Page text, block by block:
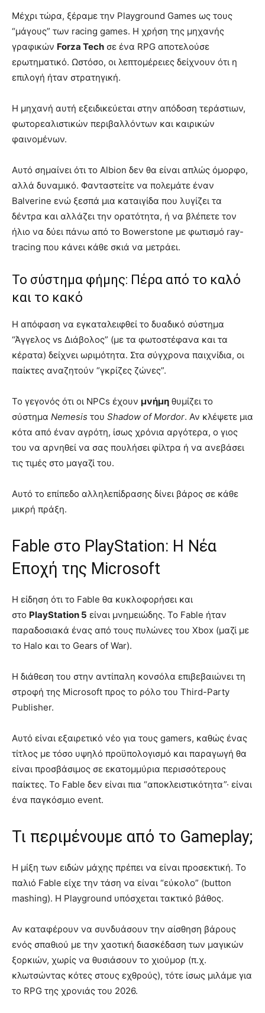
Μέχρι τώρα, ξέραμε την Playground Games ως τους
“μάγους” των racing games. Η χρήση της μηχανής
γραφικών Forza Tech σε ένα RPG αποτελούσε
ερωτηματικό. Ωστόσο, οι λεπτομέρειες δείχνουν ότι η
επιλογή ήταν στρατηγική.
Η μηχανή αυτή εξειδικεύεται στην απόδοση τεράστιων,
φωτορεαλιστικών περιβαλλόντων και καιρικών
φαινομένων.
Αυτό σημαίνει ότι το Albion δεν θα είναι απλώς όμορφο,
αλλά δυναμικό. Φανταστείτε να πολεμάτε έναν
Balverine ενώ ξεσπά μια καταιγίδα που λυγίζει τα
δέντρα και αλλάζει την ορατότητα, ή να βλέπετε τον
ήλιο να δύει πάνω από το Bowerstone με φωτισμό ray-
tracing που κάνει κάθε σκιά να μετράει.
Το σύστημα φήμης: Πέρα από το καλό
και το κακό
Η απόφαση να εγκαταλειφθεί το δυαδικό σύστημα
“Άγγελος vs Διάβολος” (με τα φωτοστέφανα και τα
κέρατα) δείχνει ωριμότητα. Στα σύγχρονα παιχνίδια, οι
παίκτες αναζητούν “γκρίζες ζώνες”.
Το γεγονός ότι οι NPCs έχουν μνήμη θυμίζει το
σύστημα Nemesis του Shadow of Mordor. Αν κλέψετε μια
κότα από έναν αγρότη, ίσως χρόνια αργότερα, ο γιος
του να αρνηθεί να σας πουλήσει φίλτρα ή να ανεβάσει
τις τιμές στο μαγαζί του.
Αυτό το επίπεδο αλληλεπίδρασης δίνει βάρος σε κάθε
μικρή πράξη.
Fable στο PlayStation: Η Νέα
Εποχή της Microsoft
Η είδηση ότι το Fable θα κυκλοφορήσει και
στο PlayStation 5 είναι μνημειώδης. Το Fable ήταν
παραδοσιακά ένας από τους πυλώνες του Xbox (μαζί με
το Halo και το Gears of War).
Η διάθεση του στην αντίπαλη κονσόλα επιβεβαιώνει τη
στροφή της Microsoft προς το ρόλο του Third-Party
Publisher.
Αυτό είναι εξαιρετικό νέο για τους gamers, καθώς ένας
τίτλος με τόσο υψηλό προϋπολογισμό και παραγωγή θα
είναι προσβάσιμος σε εκατομμύρια περισσότερους
παίκτες. Το Fable δεν είναι πια “αποκλειστικότητα”· είναι
ένα παγκόσμιο event.
Τι περιμένουμε από το Gameplay;
Η μίξη των ειδών μάχης πρέπει να είναι προσεκτική. Το
παλιό Fable είχε την τάση να είναι “εύκολο” (button
mashing). Η Playground υπόσχεται τακτικό βάθος.
Αν καταφέρουν να συνδυάσουν την αίσθηση βάρους
ενός σπαθιού με την χαοτική διασκέδαση των μαγικών
ξορκιών, χωρίς να θυσιάσουν το χιούμορ (π.χ.
κλωτσώντας κότες στους εχθρούς), τότε ίσως μιλάμε για
το RPG της χρονιάς του 2026.